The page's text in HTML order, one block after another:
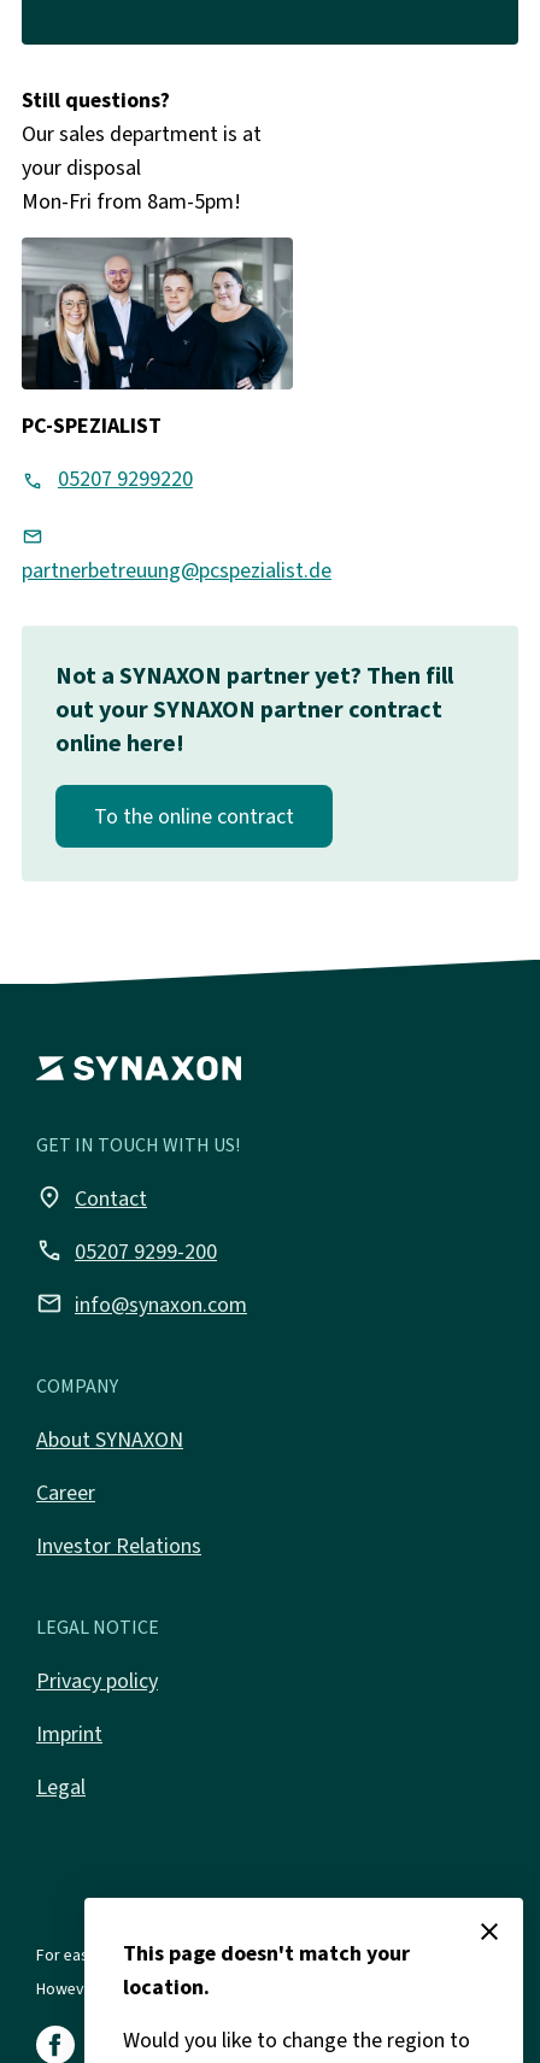
Still questions?
Our sales department is at
your disposal
Mon-Fri from 8am-5pm!
PC-SPEZIALIST
05207 9299220
partnerbetreuung@pcspezialist.de
Not a SYNAXON partner yet? Then fill
out your SYNAXON partner contract
online here!
To the online contract
GET IN TOUCH WITH US!
place Contact
call 05207 9299-200
email info@synaxon.com
COMPANY
About SYNAXON
Career
Investor Relations
LEGAL NOTICE
Privacy policy
Imprint
Legal
For ease of reading, we use the masculine form in all texts.
However, this always refers to all genders and gender identities.
close
This page doesn't match your
location.
Would you like to change the region to